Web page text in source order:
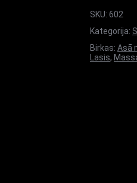
SKU: 602
Kategorija:
Birkas: Asā
Lasis,